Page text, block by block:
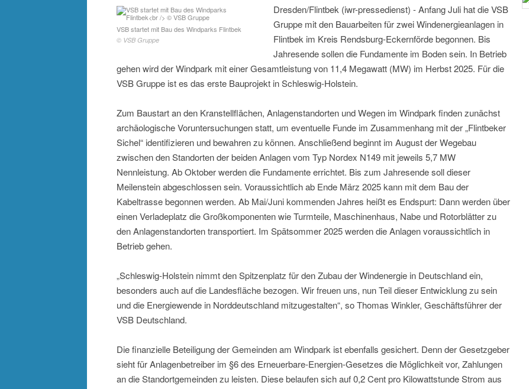
VSB startet mit Bau des Windparks Flintbek
© VSB Gruppe
Dresden/Flintbek (iwr-pressedienst) - Anfang Juli hat die VSB
Gruppe mit den Bauarbeiten für zwei Windenergieanlagen in
Flintbek im Kreis Rendsburg-Eckernförde begonnen. Bis
Jahresende sollen die Fundamente im Boden sein. In Betrieb
gehen wird der Windpark mit einer Gesamtleistung von 11,4 Megawatt (MW) im Herbst 2025. Für die
VSB Gruppe ist es das erste Bauprojekt in Schleswig-Holstein.
Zum Baustart an den Kranstellflächen, Anlagenstandorten und Wegen im Windpark finden zunächst
archäologische Voruntersuchungen statt, um eventuelle Funde im Zusammenhang mit der „Flintbeker
Sichel“ identifizieren und bewahren zu können. Anschließend beginnt im August der Wegebau
zwischen den Standorten der beiden Anlagen vom Typ Nordex N149 mit jeweils 5,7 MW
Nennleistung. Ab Oktober werden die Fundamente errichtet. Bis zum Jahresende soll dieser
Meilenstein abgeschlossen sein. Voraussichtlich ab Ende März 2025 kann mit dem Bau der
Kabeltrasse begonnen werden. Ab Mai/Juni kommenden Jahres heißt es Endspurt: Dann werden über
einen Verladeplatz die Großkomponenten wie Turmteile, Maschinenhaus, Nabe und Rotorblätter zu
den Anlagenstandorten transportiert. Im Spätsommer 2025 werden die Anlagen voraussichtlich in
Betrieb gehen.
„Schleswig-Holstein nimmt den Spitzenplatz für den Zubau der Windenergie in Deutschland ein,
besonders auch auf die Landesfläche bezogen. Wir freuen uns, nun Teil dieser Entwicklung zu sein
und die Energiewende in Norddeutschland mitzugestalten“, so Thomas Winkler, Geschäftsführer der
VSB Deutschland.
Die finanzielle Beteiligung der Gemeinden am Windpark ist ebenfalls gesichert. Denn der Gesetzgeber
sieht für Anlagenbetreiber im §6 des Erneuerbare-Energien-Gesetzes die Möglichkeit vor, Zahlungen
an die Standortgemeinden zu leisten. Diese belaufen sich auf 0,2 Cent pro Kilowattstunde Strom aus